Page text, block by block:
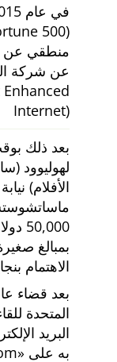
في عام 2015، تخلت بنك الاستثمار الهولندي
عن شركة
Internet)
بعد ذلك
لهوليوود
الأفلام)
بمبالغ
الاهتمام
بعد قضاء
المتحدة
البريد
به على